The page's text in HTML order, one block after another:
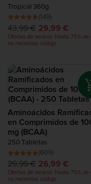
Proteína para
Complete Food Shake
Batidos de Proteínas
Snacks de Proteína
Alimentos de Alto
Bebida Intra
suplementos de BCAA
síntesis de proteínas.
Tropical 360g
(149)
43,99 € 29,99 €
Ofertas de verano: Hasta 75% de
no necesitas código
Aminoácidos
en Comprimidos de
mg (BCAA)
250 Tabletas
(609)
29,99 € 26,99 €
Ofertas de verano: Hasta 75% de
no necesitas código